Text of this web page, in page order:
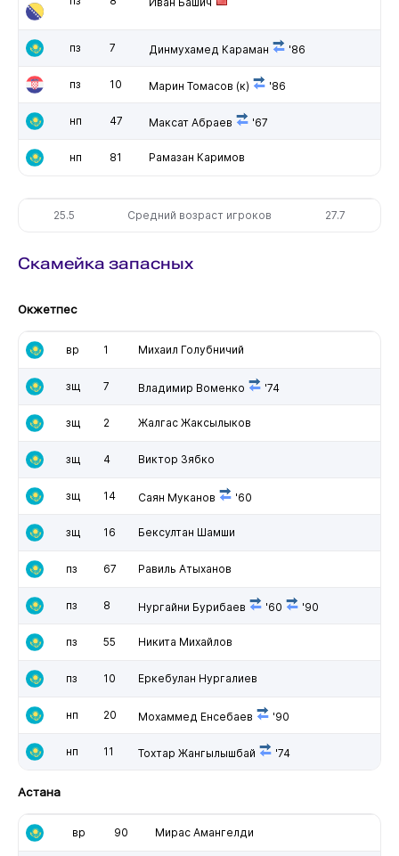
пз 7 Динмухамед Караман '86
пз 10 Марин Томасов (к) '86
нп 47 Максат Абраев '67
нп 81 Рамазан Каримов
25.5 Средний возраст игроков 27.7
Скамейка запасных
Окжетпес
вр 1 Михаил Голубничий
зщ 7 Владимир Воменко '74
зщ 2 Жалгас Жаксылыков
зщ 4 Виктор Зябко
зщ 14 Саян Муканов '60
зщ 16 Бексултан Шамши
пз 67 Равиль Атыханов
пз 8 Нургайни Бурибаев '60 '90
пз 55 Никита Михайлов
пз 10 Еркебулан Нургалиев
нп 20 Мохаммед Енсебаев '90
нп 11 Тохтар Жангылышбай '74
Астана
вр 90 Мирас Амангелди